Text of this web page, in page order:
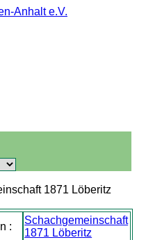
1871 Löberitz
:
Schachgemeinschaft
1871 Löberitz